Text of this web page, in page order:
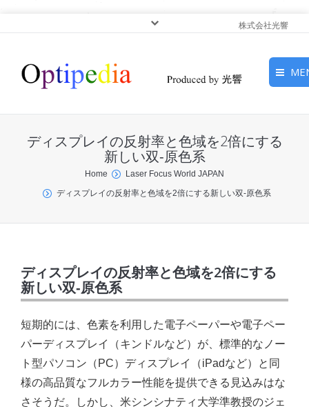
株式会社光響
ピックアップ
サービス
ディスプレイの反射率と色域を2倍にする
新しい双‐原色系
You are here:Home
Laser Focus World JAPAN
ディスプレイの反射率と色域を2倍にする新しい双‐原色系
ディスプレイの反射率と色域を2倍にする
新しい双‐原色系
短期的には、色素を利用した電子ペーパーや電子ペー
パーディスプレイ（キンドルなど）が、標準的なノー
ト型パソコン（PC）ディスプレイ（iPadなど）と同
様の高品質なフルカラー性能を提供できる見込みはな
さそうだ。しかし、米シンシナティ大学準教授のジェ